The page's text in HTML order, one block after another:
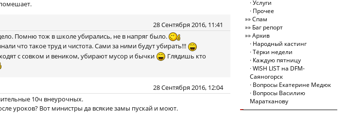
28 Сентября 2016, 11:41
Помню тож в школе убирались, не в напряг было.
что такое труд и чистота. Сами за ними будут убирать!!!
с совком и веником, убирают мусор и бычки
Глядишь кто
28 Сентября 2016, 12:04
10ч внеурочных.
уроков? Вот министры да всякие замы пускай и моют.
Услуги
Прочее
Спам
Баг репорт
Архив
Народный кастинг
Тёрки недели
Каждую пятницу
WISH LIST на DFM-
Саяногорск
Вопросы Екатерине Медюк
Вопросы Василию
Маратканову